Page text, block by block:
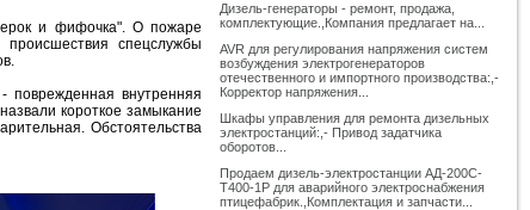
и фифочка". О пожаре
спецслужбы
поврежденная внутренняя
короткое замыкание
Обстоятельства
Дизель-генераторы - ремонт, продажа,
комплектующие.,Компания предлагает на...
AVR для регулирования напряжения систем
возбуждения электрогенераторов
отечественного и импортного производства:,-
Корректор напряжения...
Шкафы управления для ремонта дизельных
электростанций:,- Привод задатчика
оборотов...
Продаем дизель-электростанции АД-200С-
Т400-1Р для аварийного электроснабжения
птицефабрик.,Комплектация и запчасти...